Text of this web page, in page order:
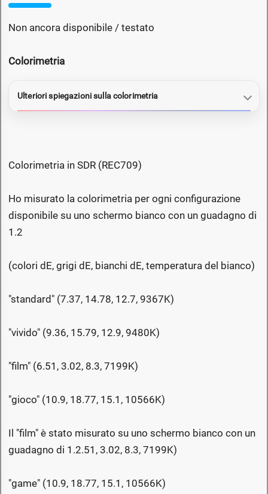
Non ancora disponibile / testato
Colorimetria
Ulteriori spiegazioni sulla colorimetria
Colorimetria in SDR (REC709)
Ho misurato la colorimetria per ogni configurazione
disponibile su uno schermo bianco con un guadagno di
1.2
(colori dE, grigi dE, bianchi dE, temperatura del bianco)
"standard" (7.37, 14.78, 12.7, 9367K)
"vivido" (9.36, 15.79, 12.9, 9480K)
"film" (6.51, 3.02, 8.3, 7199K)
"gioco" (10.9, 18.77, 15.1, 10566K)
Il "film" è stato misurato su uno schermo bianco con un
guadagno di 1.2.51, 3.02, 8.3, 7199K)
"game" (10.9, 18.77, 15.1, 10566K)